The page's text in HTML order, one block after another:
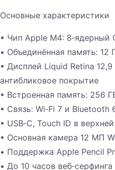
Основные характеристики
• Чип Apple M4: 8‑ядерный
• Объединённая память: 12
• Дисплей Liquid Retina
антибликовое покрытие
• Встроенная память: 256
• Связь: Wi‑Fi 7 и Bluetooth
• USB‑C, Touch ID в
• Основная камера 12 МП
• Поддержка Apple Pencil
• До 10 часов